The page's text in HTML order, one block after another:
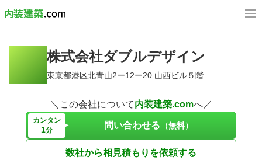
株式会社ダブルデザイン
東京都港区北青山2ー12ー20 山西ビル５階
＼この会社について内装建築.comへ／
カンタン
1分 問い合わせる （無料）
数社から相見積もりを依頼する